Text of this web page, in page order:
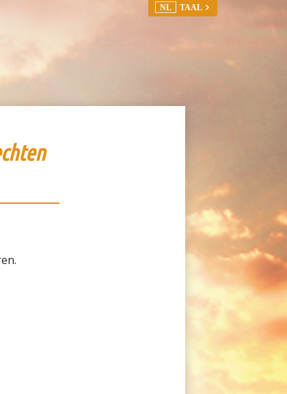
NL TAAL